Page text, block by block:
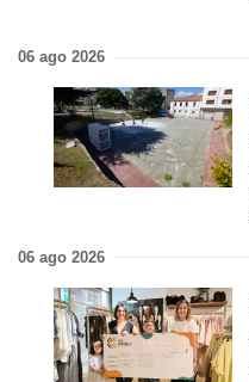
06 ago 2026
06 ago 2026